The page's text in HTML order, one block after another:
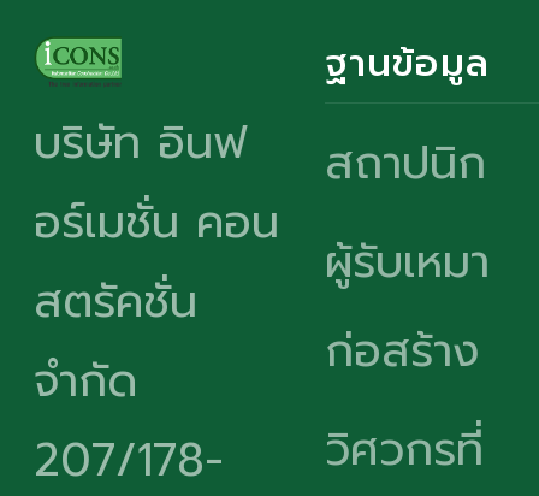
บริษัท อินฟ
อร์เมชั่น คอน
สตรัคชั่น
จำกัด
207/178-
ฐานข้อมูล
สถาปนิก
ผู้รับเหมา
ก่อสร้าง
วิศวกรที่